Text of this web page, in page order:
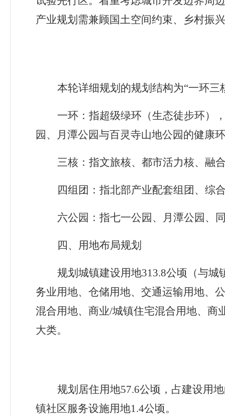
产业规划需兼顾国土空间约束、乡村振
本轮详细规划的规划结构为“一环三
一环：指超级绿环（生态徒步环）
园、月潭公园与百灵寺山地公园的健康
三核：指文旅核、都市活力核、融
四组团：指北部产业配套组团、综
六公园：指七一公园、月潭公园、
四、 用地布局规划
规划城镇建设用地313.8公顷（与城
务业用地、仓储用地、交通运输用地、
混合用地、商业/城镇住宅混合用地、商
大类。
规划居住用地57.6公顷，占建设用
镇社区服务设施用地1.4公顷。